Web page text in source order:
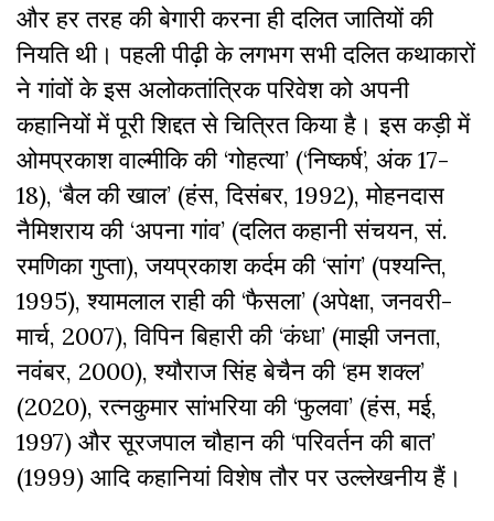
और हर तरह की बेगारी करना ही दलित जातियों की
नियति थी। पहली पीढ़ी के लगभग सभी दलित कथाकारों
ने गांवों के इस अलोकतांत्रिक परिवेश को अपनी
कहानियों में पूरी शिद्दत से चित्रित किया है। इस कड़ी में
ओमप्रकाश वाल्मीकि की ‘गोहत्या’ (‘निष्कर्ष’, अंक 17-
18), ‘बैल की खाल’ (हंस, दिसंबर, 1992), मोहनदास
नैमिशराय की ‘अपना गांव’ (दलित कहानी संचयन, सं.
रमणिका गुप्ता), जयप्रकाश कर्दम की ‘सांग’ (पश्यन्ति,
1995), श्यामलाल राही की ‘फैसला’ (अपेक्षा, जनवरी-
मार्च, 2007), विपिन बिहारी की ‘कंधा’ (माझी जनता,
नवंबर, 2000), श्यौराज सिंह बेचैन की ‘हम शक्ल’
(2020), रत्नकुमार सांभरिया की ‘फुलवा’ (हंस, मई,
1997) और सूरजपाल चौहान की ‘परिवर्तन की बात’
(1999) आदि कहानियां विशेष तौर पर उल्लेखनीय हैं।